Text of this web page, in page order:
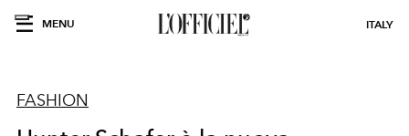
MENU ITALY
FASHION